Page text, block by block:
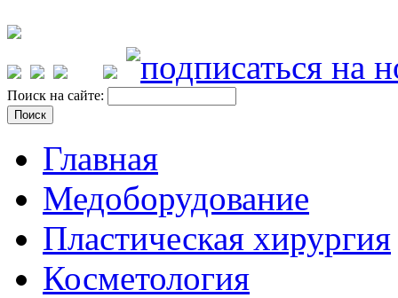
Поиск на сайте:
Главная
Медоборудование
Пластическая хирургия
Косметология